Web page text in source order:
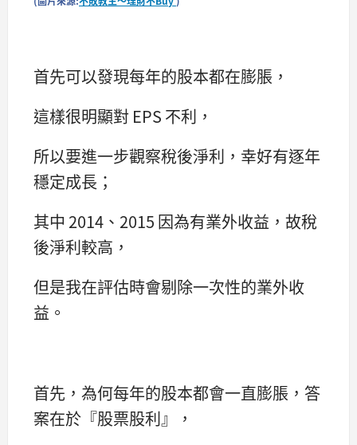
首先可以發現每年的股本都在膨脹，
這樣很明顯對 EPS 不利，
所以要進一步觀察稅後淨利，幸好有逐年
穩定成長；
其中 2014、2015 因為有業外收益，故稅
後淨利較高，
但是我在評估時會剔除一次性的業外收
益。
首先，為何每年的股本都會一直膨脹，答
案在於『股票股利』，